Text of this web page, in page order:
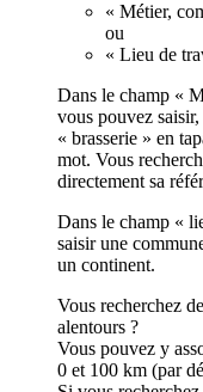
« Métier,
ou
« Lieu de
Dans le champ «
vous pouvez
« brasserie » en
mot. Vous
directement sa
Dans le champ «
saisir une
un continent.
Vous recherchez
alentours ?
Vous pouvez y
0 et 100 km (par